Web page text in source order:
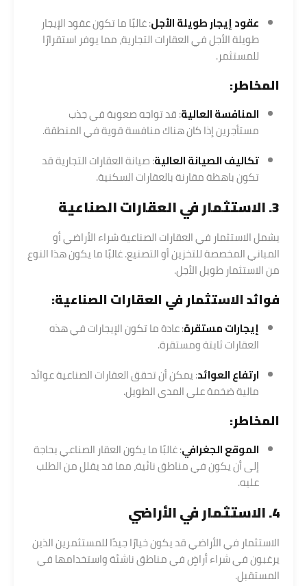
عقود إيجار طويلة الأجل: غالبًا ما تكون عقود الإيجار
طويلة الأجل في العقارات التجارية، مما يوفر استقرارًا
للمستثمر.
المخاطر:
المنافسة العالية: قد تواجه صعوبة في جذب
مستأجرين إذا كان هناك منافسة قوية في المنطقة.
تكاليف الصيانة العالية: صيانة العقارات التجارية قد
تكون باهظة مقارنة بالعقارات السكنية.
3. الاستثمار في العقارات الصناعية
يشمل الاستثمار في العقارات الصناعية شراء الأراضي أو
المباني المخصصة للتخزين أو التصنيع. غالبًا ما يكون هذا النوع
من الاستثمار طويل الأجل.
فوائد الاستثمار في العقارات الصناعية:
إيجارات مستقرة: عادة ما تكون الإيجارات في هذه
العقارات ثابتة ومستقرة.
ارتفاع العوائد: يمكن أن تحقق العقارات الصناعية عوائد
مالية ضخمة على المدى الطويل.
المخاطر:
الموقع الجغرافي: غالبًا ما يكون العقار الصناعي بحاجة
إلى أن يكون في مناطق نائية، مما قد يقلل من الطلب
عليه.
4. الاستثمار في الأراضي
الاستثمار في الأراضي قد يكون خيارًا جيدًا للمستثمرين الذين
يرغبون في شراء أراضٍ في مناطق ناشئة واستخدامها في
المستقبل.